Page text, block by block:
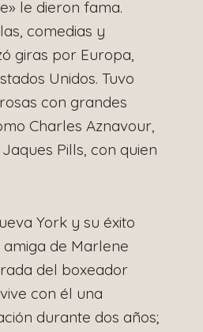
le dieron fama.
comedias y
giras por Europa,
Unidos. Tuvo
con grandes
Charles Aznavour,
Pills, con quien
York y su éxito
de Marlene
del boxeador
con él una
durante dos años;